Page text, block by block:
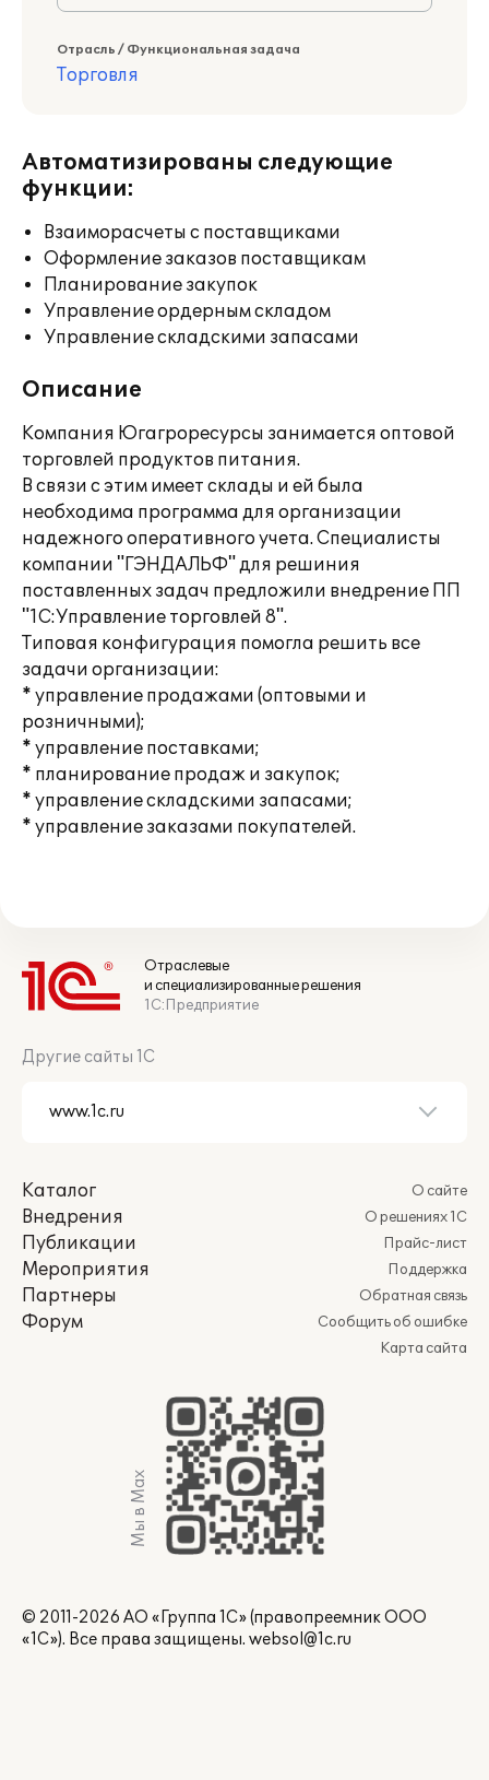
Отрасль / Функциональная задача
Торговля
Автоматизированы следующие
функции:
Взаиморасчеты с поставщиками
Оформление заказов поставщикам
Планирование закупок
Управление ордерным складом
Управление складскими запасами
Описание
Компания Югагроресурсы занимается оптовой
торговлей продуктов питания.
В связи с этим имеет склады и ей была
необходима программа для организации
надежного оперативного учета. Специалисты
компании "ГЭНДАЛЬФ" для решиния
поставленных задач предложили внедрение ПП
"1С:Управление торговлей 8".
Типовая конфигурация помогла решить все
задачи организации:
* управление продажами (оптовыми и
розничными);
* управление поставками;
* планирование продаж и закупок;
* управление складскими запасами;
* управление заказами покупателей.
Отраслевые
и специализированные решения
1С:Предприятие
Другие сайты 1С
Каталог
Внедрения
Публикации
Мероприятия
Партнеры
Форум
О сайте
О решениях 1С
Прайс-лист
Поддержка
Обратная связь
Сообщить об ошибке
Карта сайта
Мы в Max
© 2011-2026 АО «Группа 1С» (правопреемник ООО
«1С»). Все права защищены. websol@1c.ru